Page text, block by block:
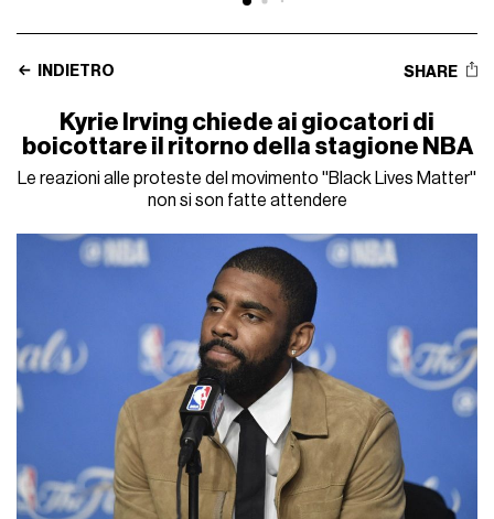
INDIETRO SHARE
Kyrie Irving chiede ai giocatori di
boicottare il ritorno della stagione NBA
Le reazioni alle proteste del movimento ''Black Lives Matter''
non si son fatte attendere